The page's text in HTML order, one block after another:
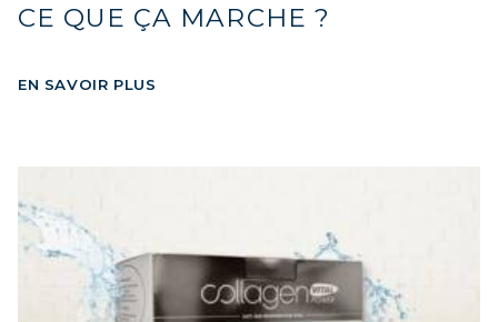
CE QUE ÇA MARCHE ?
EN SAVOIR PLUS